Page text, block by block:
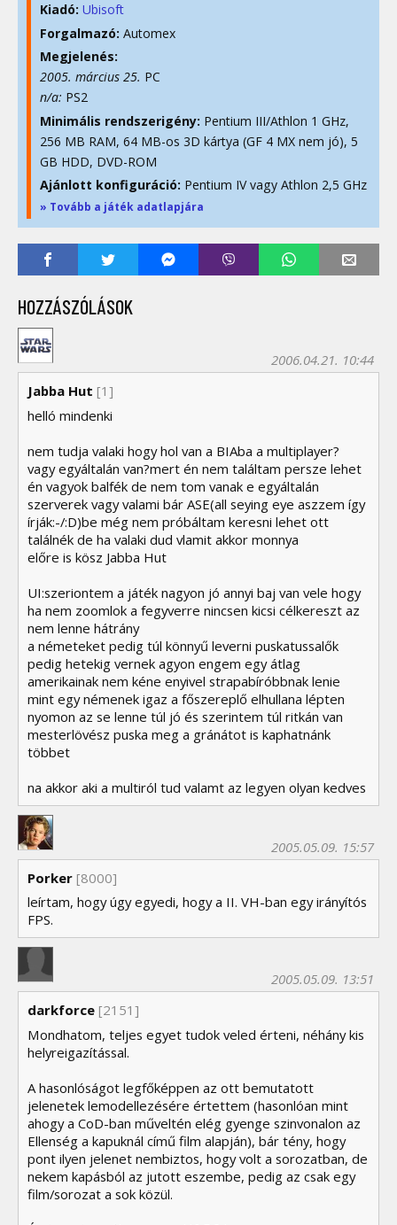
Kiadó: Ubisoft
Forgalmazó: Automex
Megjelenés:
2005. március 25. PC
n/a: PS2
Minimális rendszerigény: Pentium III/Athlon 1 GHz,
256 MB RAM, 64 MB-os 3D kártya (GF 4 MX nem jó), 5
GB HDD, DVD-ROM
Ajánlott konfiguráció: Pentium IV vagy Athlon 2,5 GHz
» Tovább a játék adatlapjára
HOZZÁSZÓLÁSOK
Jabba Hut
2006.04.21. 10:44
[1]
helló mindenki
nem tudja valaki hogy hol van a BIAba a multiplayer?
vagy egyáltalán van?mert én nem találtam persze lehet
én vagyok balfék de nem tom vanak e egyáltalán
szerverek vagy valami bár ASE(all seying eye aszzem így
írják:-/:D)be még nem próbáltam keresni lehet ott
találnék de ha valaki dud vlamit akkor monnya
előre is kösz Jabba Hut
UI:szeriontem a játék nagyon jó annyi baj van vele hogy
ha nem zoomlok a fegyverre nincsen kicsi célkereszt az
nem lenne hátrány
a németeket pedig túl könnyű leverni puskatussalők
pedig hetekig vernek agyon engem egy átlag
amerikainak nem kéne enyivel strapabíróbbnak lenie
mint egy némenek igaz a főszereplő elhullana lépten
nyomon az se lenne túl jó és szerintem túl ritkán van
mesterlövész puska meg a gránátot is kaphatnánk
többet
na akkor aki a multiról tud valamt az legyen olyan kedves
Porker
2005.05.09. 15:57
[8000]
leírtam, hogy úgy egyedi, hogy a II. VH-ban egy irányítós
FPS.
darkforce
2005.05.09. 13:51
[2151]
Mondhatom, teljes egyet tudok veled érteni, néhány kis
helyreigazítással.
A hasonlóságot legfőképpen az ott bemutatott
jelenetek lemodellezésére értettem (hasonlóan mint
ahogy a CoD-ban műveltén elég gyenge szinvonalon az
Ellenség a kapuknál című film alapján), bár tény, hogy
pont ilyen jelenet nembiztos, hogy volt a sorozatban, de
nekem kapásból az jutott eszembe, pedig az csak egy
film/sorozat a sok közül.